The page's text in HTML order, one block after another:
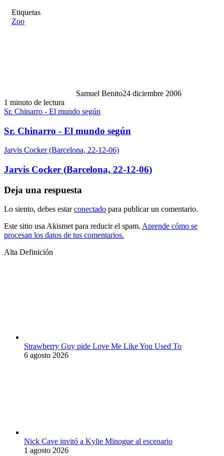
Etiquetas
Zoo
Samuel Benito24 diciembre 2006
1 minuto de lectura
Sr. Chinarro - El mundo según
Sr. Chinarro - El mundo según
Jarvis Cocker (Barcelona, 22-12-06)
Jarvis Cocker (Barcelona, 22-12-06)
Deja una respuesta
Lo siento, debes estarconectado para publicar un comentario.
Este sitio usa Akismet para reducir el spam. Aprende cómo se
procesan los datos de tus comentarios.
Alta Definición
Strawberry Guy pide Love Me Like You Used To
6 agosto 2026
Nick Cave invitó a Kylie Minogue al escenario
1 agosto 2026